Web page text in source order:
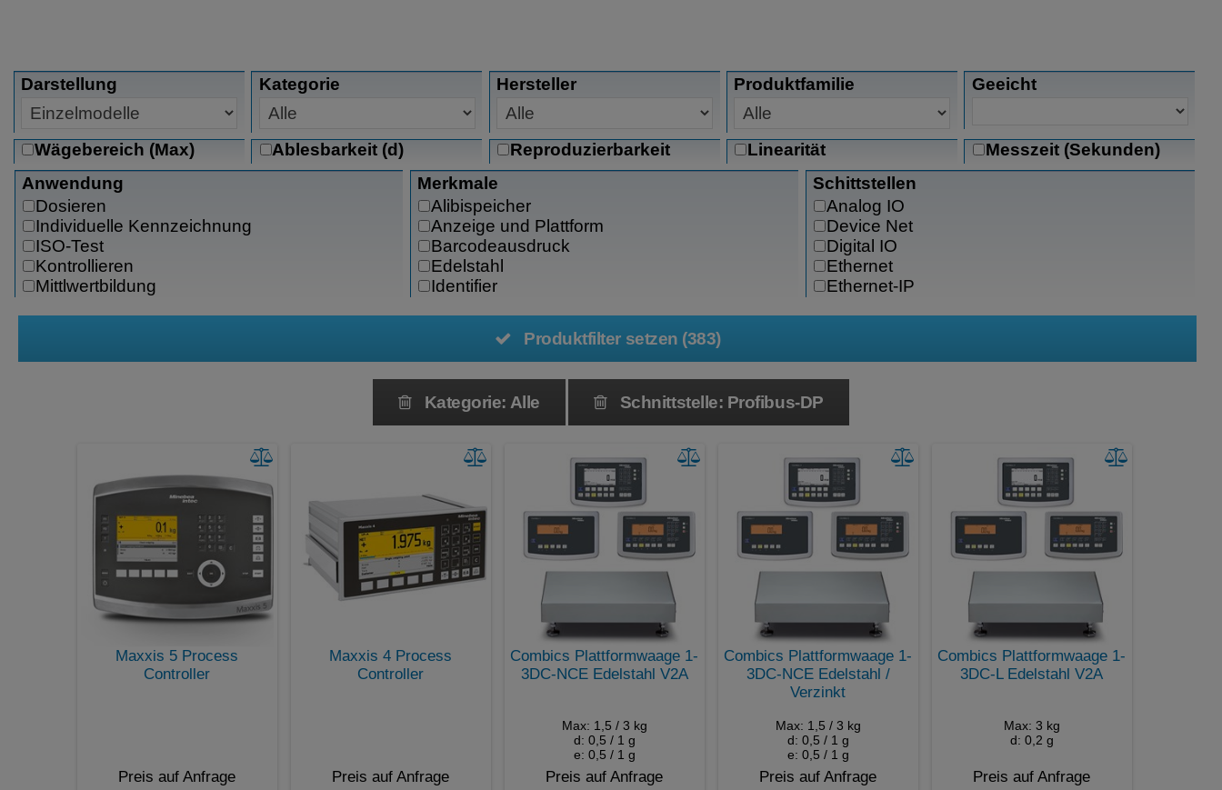
Darstellung Kategorie Hersteller Produktfamilie Geeicht
Wägebereich (Max) Ablesbarkeit (d) Reproduzierbarkeit Linearität
Messzeit (Sekunden)
Anwendung
Dosieren
Individuelle Kennzeichnung
ISO-Test
Kontrollieren
Mittlwertbildung
SQmin- Funktion für die Bestimmung der
Merkmale
Alibispeicher
Anzeige und Plattform
Barcodeausdruck
Edelstahl
Identifier
IP65 Schutz
IP67 Schutz
Kalibrierung extern
Kalibrierung intern
Produktdatenspeicher
Schittstellen
Analog IO
Device Net
Digital IO
Ethernet
Ethernet-IP
OPC
PS/2
RS232C 25-pin
RS422
RS485
SD-Karte
USB
USB Host
Produktfilter setzen (383)
Kategorie: Alle Schnittstelle: Profibus-DP
Maxxis 5 Process
Controller
Preis auf Anfrage
Maxxis 4 Process
Controller
Preis auf Anfrage
Combics Plattformwaage 1-
3DC-NCE Edelstahl V2A
Max: 1,5 / 3 kg
d: 0,5 / 1 g
e: 0,5 / 1 g
Preis auf Anfrage
Combics Plattformwaage 1-
3DC-NCE Edelstahl /
Verzinkt
Max: 1,5 / 3 kg
d: 0,5 / 1 g
e: 0,5 / 1 g
Preis auf Anfrage
Combics Plattformwaage 1-
3DC-L Edelstahl V2A
Max: 3 kg
d: 0,2 g
Preis auf Anfrage